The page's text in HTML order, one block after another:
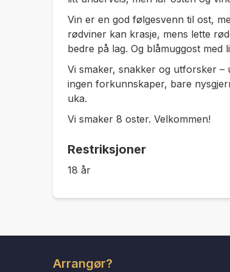
Vin er en god følgesvenn til ost,
rødviner kan krasje, mens lette
bedre på lag. Og blåmuggost med
Vi smaker, snakker og utforsker
ingen forkunnskaper, bare
uka.
Vi smaker 8 oster. Velkommen!
Restriksjoner
18 år
Arrangør?